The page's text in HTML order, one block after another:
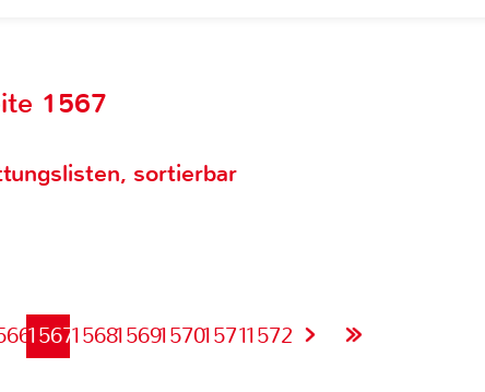
1567
sortierbar
156715681569157015711572